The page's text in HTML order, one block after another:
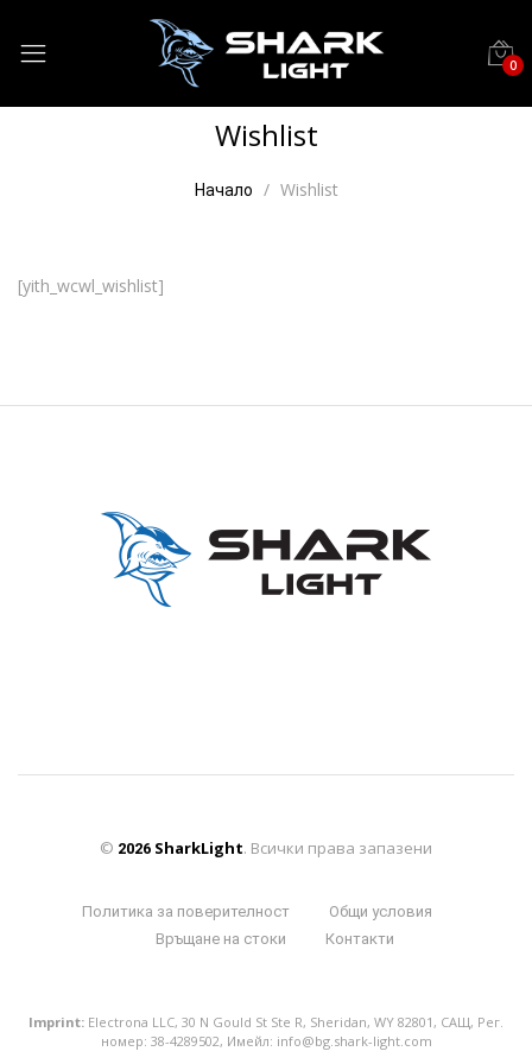
0
Wishlist
Начало Wishlist
[yith_wcwl_wishlist]
© 2026 SharkLight. Всички права запазени
Политика за поверителност
Общи условия
Връщане на стоки
Контакти
Imprint: Electrona LLC, 30 N Gould St Ste R, Sheridan, WY 82801, САЩ, Рег.
номер: 38-4289502, Имейл: info@bg.shark-light.com